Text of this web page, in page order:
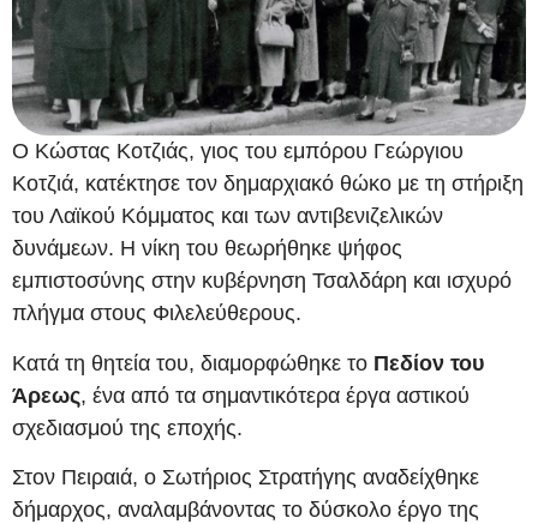
Ο Κώστας Κοτζιάς, γιος του εμπόρου Γεώργιου
Κοτζιά, κατέκτησε τον δημαρχιακό θώκο με τη στήριξη
του Λαϊκού Κόμματος και των αντιβενιζελικών
δυνάμεων. Η νίκη του θεωρήθηκε ψήφος
εμπιστοσύνης στην κυβέρνηση Τσαλδάρη και ισχυρό
πλήγμα στους Φιλελεύθερους.
Κατά τη θητεία του, διαμορφώθηκε το Πεδίον του
Άρεως, ένα από τα σημαντικότερα έργα αστικού
σχεδιασμού της εποχής.
Στον Πειραιά, ο Σωτήριος Στρατήγης αναδείχθηκε
δήμαρχος, αναλαμβάνοντας το δύσκολο έργο της